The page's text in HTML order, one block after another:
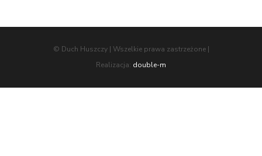
© Duch Huszczy | Wszelkie prawa zastrzeżone |
Realizacja: double-m